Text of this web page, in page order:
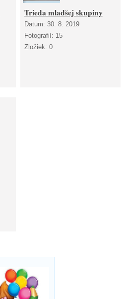
Trieda mladšej skupiny
Datum: 30. 8. 2019
Fotografií: 15
Zložiek: 0